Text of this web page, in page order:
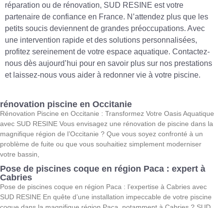
réparation ou de rénovation, SUD RESINE est votre
partenaire de confiance en France. N’attendez plus que les
petits soucis deviennent de grandes préoccupations. Avec
une intervention rapide et des solutions personnalisées,
profitez sereinement de votre espace aquatique. Contactez-
nous dès aujourd’hui pour en savoir plus sur nos prestations
et laissez-nous vous aider à redonner vie à votre piscine.
rénovation piscine en Occitanie
Rénovation Piscine en Occitanie : Transformez Votre Oasis Aquatique
avec SUD RESINE Vous envisagez une rénovation de piscine dans la
magnifique région de l’Occitanie ? Que vous soyez confronté à un
problème de fuite ou que vous souhaitiez simplement moderniser
votre bassin,
Pose de piscines coque en région Paca : expert à
Cabries
Pose de piscines coque en région Paca : l’expertise à Cabries avec
SUD RESINE En quête d’une installation impeccable de votre piscine